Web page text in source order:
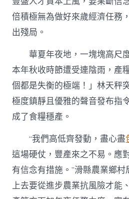
倍積極無為做好來歲經濟任務
出殘局。
華夏年夜地，一塊塊高尺
本年秋收時節遭受連陰雨，產
個都是失衡的極端！」林天秤
極度鎮靜且優雅的聲音發布指
成了食糧穩產。
“我們高低齊發動，盡心盡
這場硬仗，豐產來之不易。應
有信念有措施。”滑縣農業鄉
上去要從進步農業抗風險才能